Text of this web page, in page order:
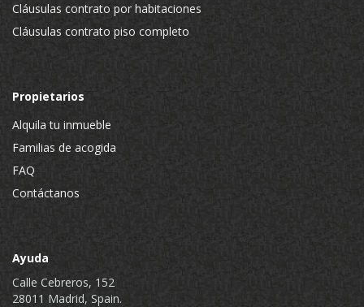
Cláusulas contrato por habitaciones
Cláusulas contrato piso completo
Propietarios
Alquila tu inmueble
Familias de acogida
FAQ
Contáctanos
Ayuda
Calle Cebreros, 152
28011 Madrid, Spain.